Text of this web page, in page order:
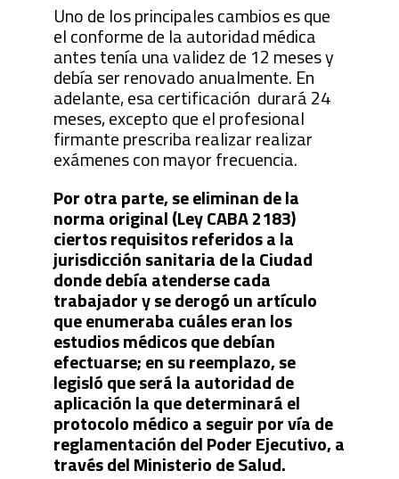
Uno de los principales cambios es que
el conforme de la autoridad médica
antes tenía una validez de 12 meses y
debía ser renovado anualmente. En
adelante, esa certificación durará 24
meses, excepto que el profesional
firmante prescriba realizar realizar
exámenes con mayor frecuencia.
Por otra parte, se eliminan de la
norma original (Ley CABA 2183)
ciertos requisitos referidos a la
jurisdicción sanitaria de la Ciudad
donde debía atenderse cada
trabajador y se derogó un artículo
que enumeraba cuáles eran los
estudios médicos que debían
efectuarse; en su reemplazo, se
legisló que será la autoridad de
aplicación la que determinará el
protocolo médico a seguir por vía de
reglamentación del Poder Ejecutivo, a
través del Ministerio de Salud.